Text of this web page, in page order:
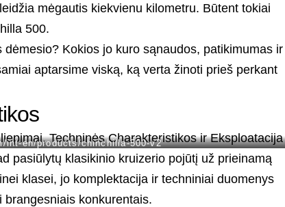
mėgautis kiekvienu kilometru. Būtent tokiai
500.
Kokios jo kuro sąnaudos, patikimumas ir
aptarsime viską, ką verta žinoti prieš perkant
int-en/products/chinchilla-500-v2
pasiūlytų klasikinio kruizerio pojūtį už prieinamą
klasei, jo komplektacija ir techniniai duomenys
konkurentais.